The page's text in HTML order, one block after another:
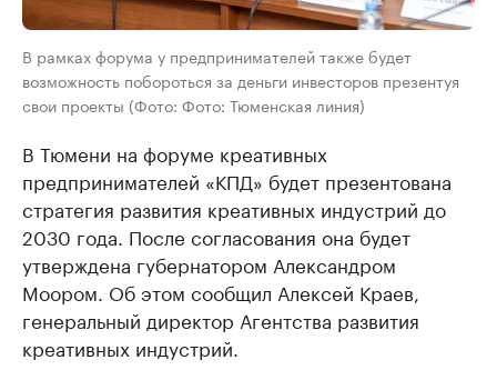
В рамках форума у предпринимателей также будет
возможность побороться за деньги инвесторов презентуя
свои проекты (Фото: Фото: Тюменская линия)
В Тюмени на форуме креативных
предпринимателей «КПД» будет презентована
стратегия развития креативных индустрий до
2030 года. После согласования она будет
утверждена губернатором Александром
Моором. Об этом сообщил Алексей Краев,
генеральный директор Агентства развития
креативных индустрий.